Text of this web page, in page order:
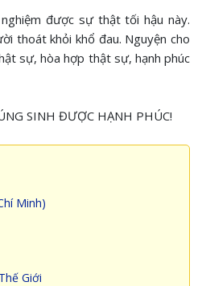
được sự thật tối hậu này.
thoát khỏi khổ đau. Nguyện cho
sự, hòa hợp thật sự, hạnh phúc
SINH ĐƯỢC HẠNH PHÚC!
Minh)
Giới